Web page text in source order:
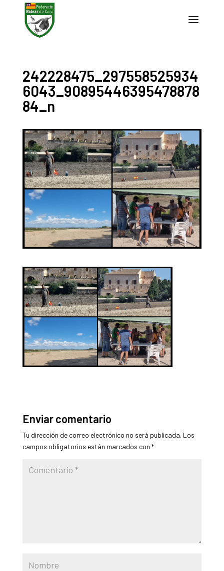
242228475_297558525934
6043_90895446395478878
84_n
Enviar comentario
Tu dirección de correo electrónico no será publicada. Los
campos obligatorios están marcados con *